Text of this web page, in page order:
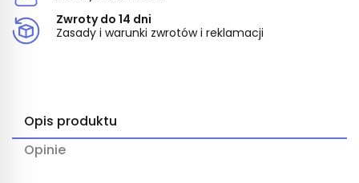
Zwroty do 14 dni
Zasady i warunki zwrotów i reklamacji
Opis produktu
Opinie